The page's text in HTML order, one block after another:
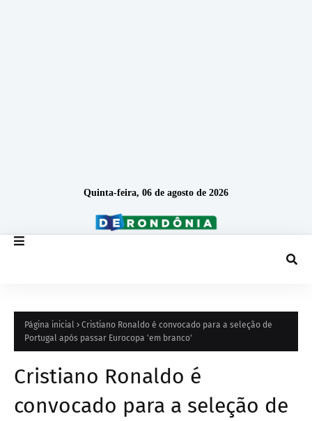
Quinta-feira, 06 de agosto de 2026
Página inicial
Cristiano Ronaldo é convocado para a seleção de
Portugal após passar Eurocopa 'em branco'
Cristiano Ronaldo é
convocado para a seleção de